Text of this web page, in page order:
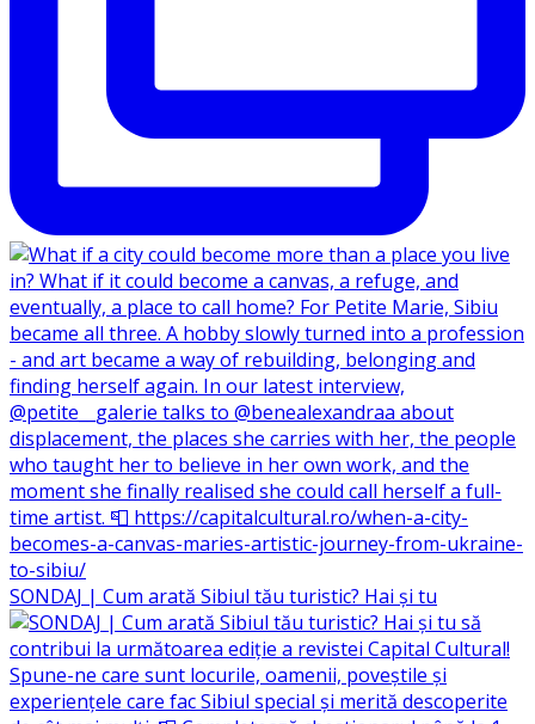
SONDAJ | Cum arată Sibiul tău turistic? Hai și tu